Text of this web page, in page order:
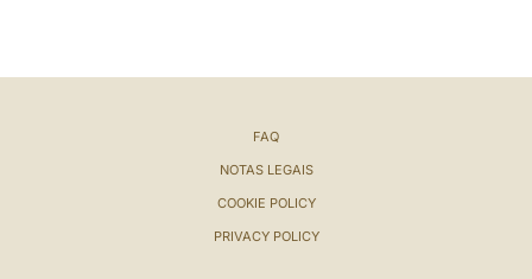
FAQ
NOTAS LEGAIS
COOKIE POLICY
PRIVACY POLICY